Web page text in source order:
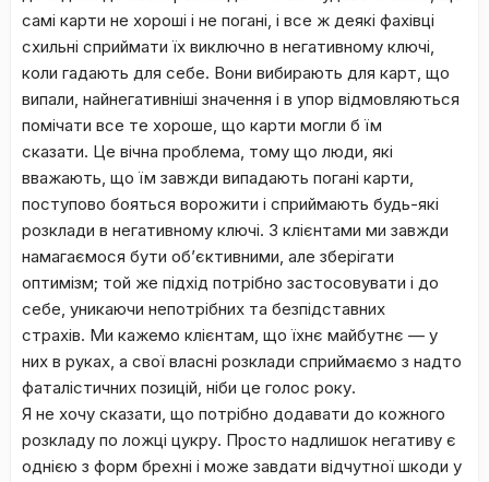
самі карти не хороші і не погані, і все ж деякі фахівці
схильні сприймати їх виключно в негативному ключі,
коли гадають для себе. Вони вибирають для карт, що
випали, найнегативніші значення і в упор відмовляються
помічати все те хороше, що карти могли б їм
сказати. Це вічна проблема, тому що люди, які
вважають, що їм завжди випадають погані карти,
поступово бояться ворожити і сприймають будь-які
розклади в негативному ключі. З клієнтами ми завжди
намагаємося бути об’єктивними, але зберігати
оптимізм; той же підхід потрібно застосовувати і до
себе, уникаючи непотрібних та безпідставних
страхів. Ми кажемо клієнтам, що їхнє майбутнє — у
них в руках, а свої власні розклади сприймаємо з надто
фаталістичних позицій, ніби це голос року.
Я не хочу сказати, що потрібно додавати до кожного
розкладу по ложці цукру. Просто надлишок негативу є
однією з форм брехні і може завдати відчутної шкоди у